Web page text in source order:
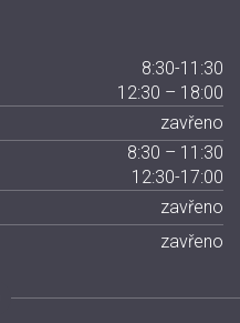
8:30-11:30
12:30 – 18:00
zavřeno
8:30 – 11:30
12:30-17:00
zavřeno
zavřeno